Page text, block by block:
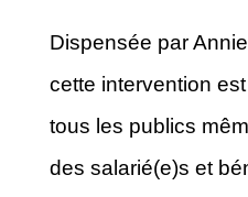
Dispensée par
cette intervention
tous les publics
des salarié(e)s et